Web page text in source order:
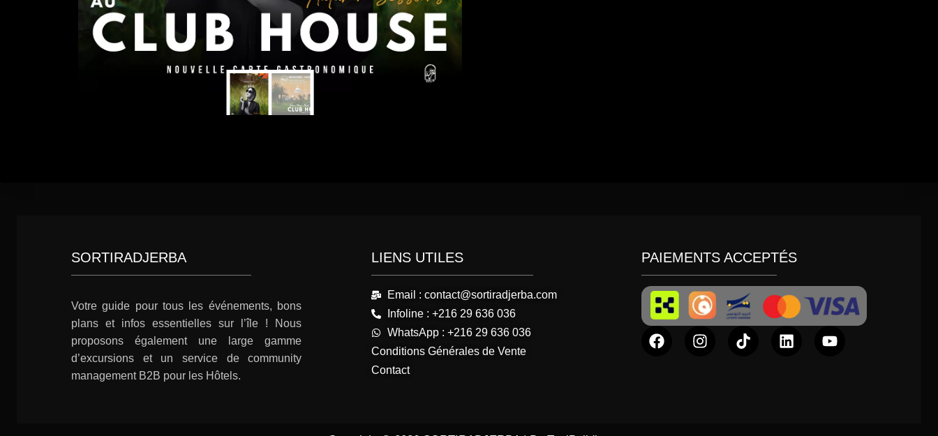
SORTIRADJERBA
Votre guide pour tous les événements, bons
plans et infos essentielles sur l’île ! Nous
proposons également une large gamme
d’excursions et un service de community
management B2B pour les Hôtels.
LIENS UTILES
Email : contact@sortiradjerba.com
Infoline : +216 29 636 036
WhatsApp : +216 29 636 036
Conditions Générales de Vente
Contact
PAIEMENTS ACCEPTÉS